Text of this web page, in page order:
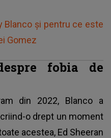
Blanco și pentru ce este
Gomez
fobia de
din 2022, Blanco a
o drept un moment
acestea, Ed Sheeran